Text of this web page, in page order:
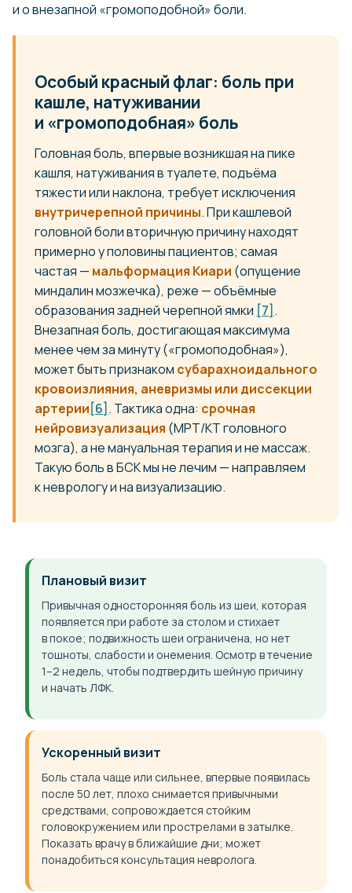
и о внезапной «громоподобной» боли.
Особый красный флаг: боль при
кашле, натуживании
и «громоподобная» боль
Головная боль, впервые возникшая на пике
кашля, натуживания в туалете, подъёма
тяжести или наклона, требует исключения
внутричерепной причины. При кашлевой
головной боли вторичную причину находят
примерно у половины пациентов; самая
частая — мальформация Киари (опущение
миндалин мозжечка), реже — объёмные
образования задней черепной ямки [7] .
Внезапная боль, достигающая максимума
менее чем за минуту («громоподобная»),
может быть признаком субарахноидального
кровоизлияния, аневризмы или диссекции
артерии[6] . Тактика одна: срочная
нейровизуализация (МРТ/КТ головного
мозга), а не мануальная терапия и не массаж.
Такую боль в БСК мы не лечим — направляем
к неврологу и на визуализацию.
Плановый визит
Привычная односторонняя боль из шеи, которая
появляется при работе за столом и стихает
в покое; подвижность шеи ограничена, но нет
тошноты, слабости и онемения. Осмотр в течение
1–2 недель, чтобы подтвердить шейную причину
и начать ЛФК.
Ускоренный визит
Боль стала чаще или сильнее, впервые появилась
после 50 лет, плохо снимается привычными
средствами, сопровождается стойким
головокружением или прострелами в затылке.
Показать врачу в ближайшие дни; может
понадобиться консультация невролога.